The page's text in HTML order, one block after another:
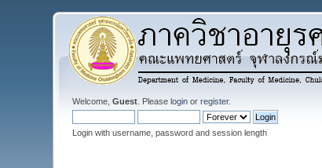
Welcome,Guest . Pleaselogin orregister.
Login with username, password and session length